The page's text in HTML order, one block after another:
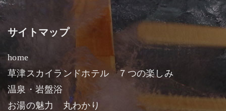
サイトマップ
home
草津スカイランドホテル ７つの楽しみ
温泉・岩盤浴
お湯の魅力 丸わかり